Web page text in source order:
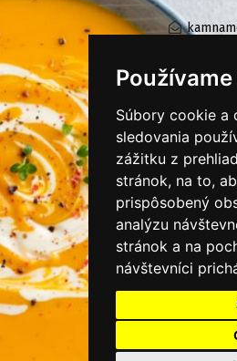
Súbory cookie a
sledovania
zážitku z
stránok, na to,
prispôsobený
analýzu
stránok a na
návštevníciOchrana
Moje